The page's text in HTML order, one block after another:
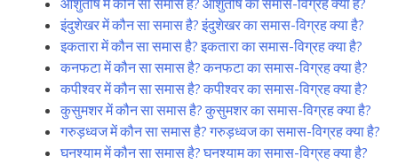
आशुतोष में कौन सा समास है? आशुतोष का समास-विग्रह क्या है?
इंदुशेखर में कौन सा समास है? इंदुशेखर का समास-विग्रह क्या है?
इकतारा में कौन सा समास है? इकतारा का समास-विग्रह क्या है?
कनफटा में कौन सा समास है? कनफटा का समास-विग्रह क्या है?
कपीश्वर में कौन सा समास है? कपीश्वर का समास-विग्रह क्या है?
कुसुमशर में कौन सा समास है? कुसुमशर का समास-विग्रह क्या है?
गरुड़ध्वज में कौन सा समास है? गरुड़ध्वज का समास-विग्रह क्या है?
घनश्याम में कौन सा समास है? घनश्याम का समास-विग्रह क्या है?